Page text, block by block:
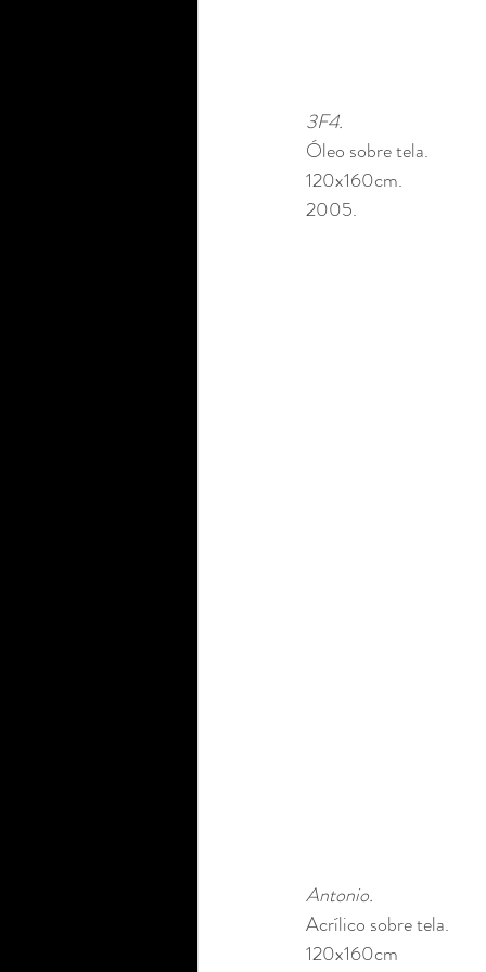
3F4.
Óleo sobre tela.
120x160cm.
2005.
Antonio.
Acrílico sobre tela.
120x160cm